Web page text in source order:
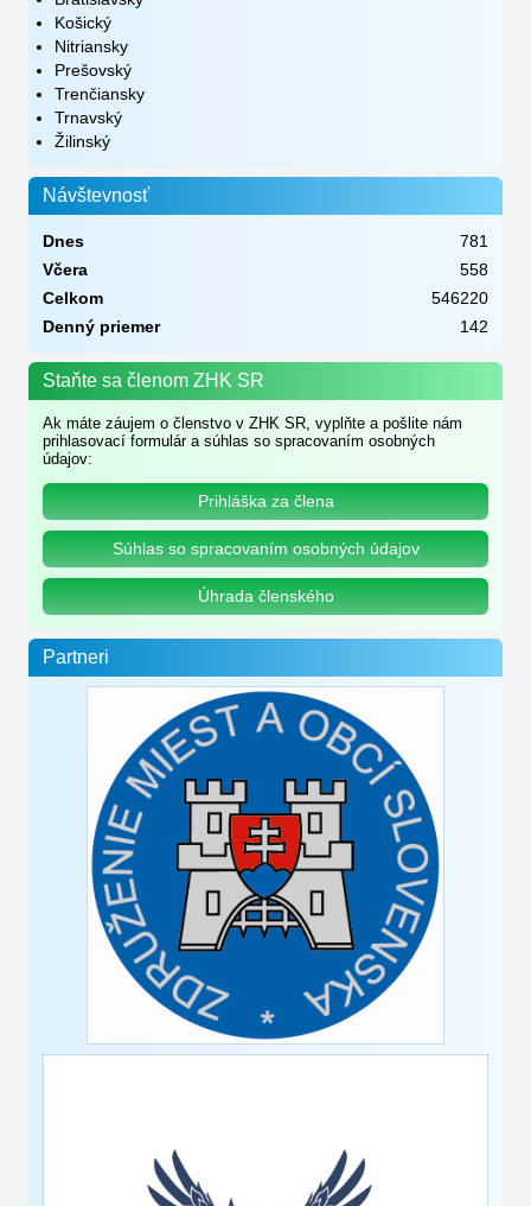
Košický
Nitriansky
Prešovský
Trenčiansky
Trnavský
Žilinský
Návštevnosť
Dnes
781
Včera
558
Celkom
546220
Denný priemer
142
Staňte sa členom ZHK SR
Ak máte záujem o členstvo v ZHK SR, vyplňte a pošlite nám
prihlasovací formulár a súhlas so spracovaním osobných
údajov:
Prihláška za člena
Súhlas so spracovaním osobných údajov
Úhrada členského
Partneri